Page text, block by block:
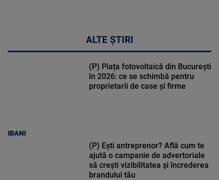
ALTE ȘTIRI
IBANI
(P) Piața fotovoltaică din București
în 2026: ce se schimbă pentru
proprietarii de case și firme
(P) Ești antreprenor? Află cum te
ajută o campanie de advertoriale
să crești vizibilitatea și încrederea
brandului tău